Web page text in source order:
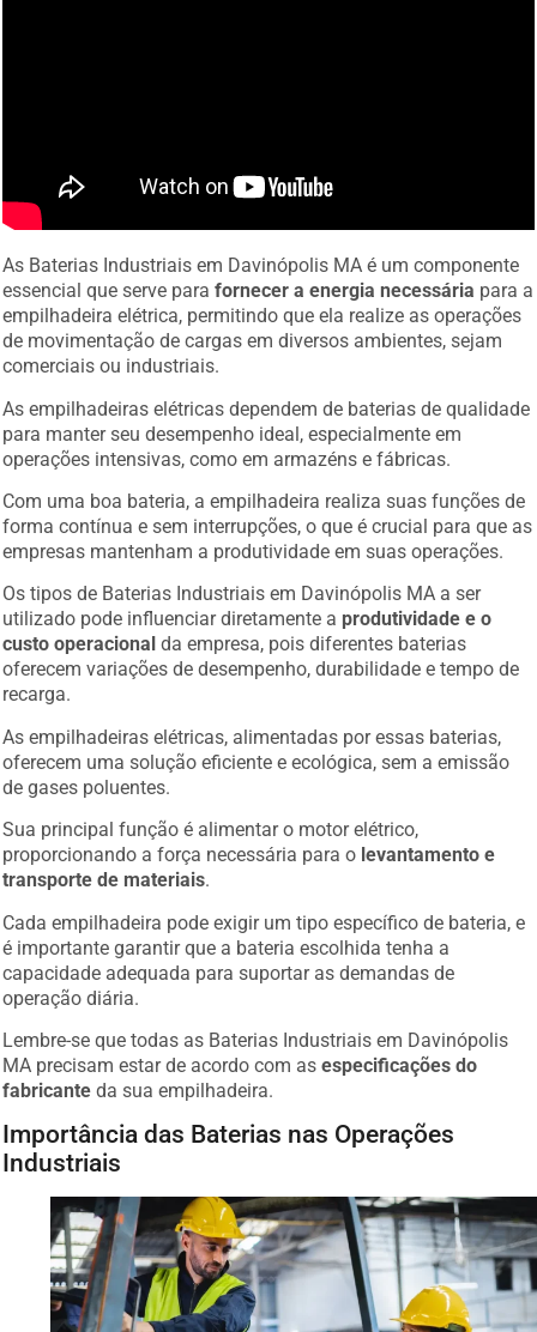
As Baterias Industriais em Davinópolis MA é um componente
essencial que serve parafornecer a energia necessária para a
empilhadeira elétrica, permitindo que ela realize as operações
de movimentação de cargas em diversos ambientes, sejam
comerciais ou industriais.
As empilhadeiras elétricas dependem de baterias de qualidade
para manter seu desempenho ideal, especialmente em
operações intensivas, como em armazéns e fábricas.
Com uma boa bateria, a empilhadeira realiza suas funções de
forma contínua e sem interrupções, o que é crucial para que as
empresas mantenham a produtividade em suas operações.
Os tipos de Baterias Industriais em Davinópolis MA a ser
utilizado pode influenciar diretamente a produtividade e o
custo operacional da empresa, pois diferentes baterias
oferecem variações de desempenho, durabilidade e tempo de
recarga.
As empilhadeiras elétricas, alimentadas por essas baterias,
oferecem uma solução eficiente e ecológica, sem a emissão
de gases poluentes.
Sua principal função é alimentar o motor elétrico,
proporcionando a força necessária para o levantamento e
transporte de materiais
Cada empilhadeira pode exigir um tipo específico de bateria, e
é importante garantir que a bateria escolhida tenha a
capacidade adequada para suportar as demandas de
operação diária.
Lembre-se que todas as Baterias Industriais em Davinópolis
MA precisam estar de acordo com as especificações do
fabricante da sua empilhadeira.
Importância das Baterias nas Operações
Industriais